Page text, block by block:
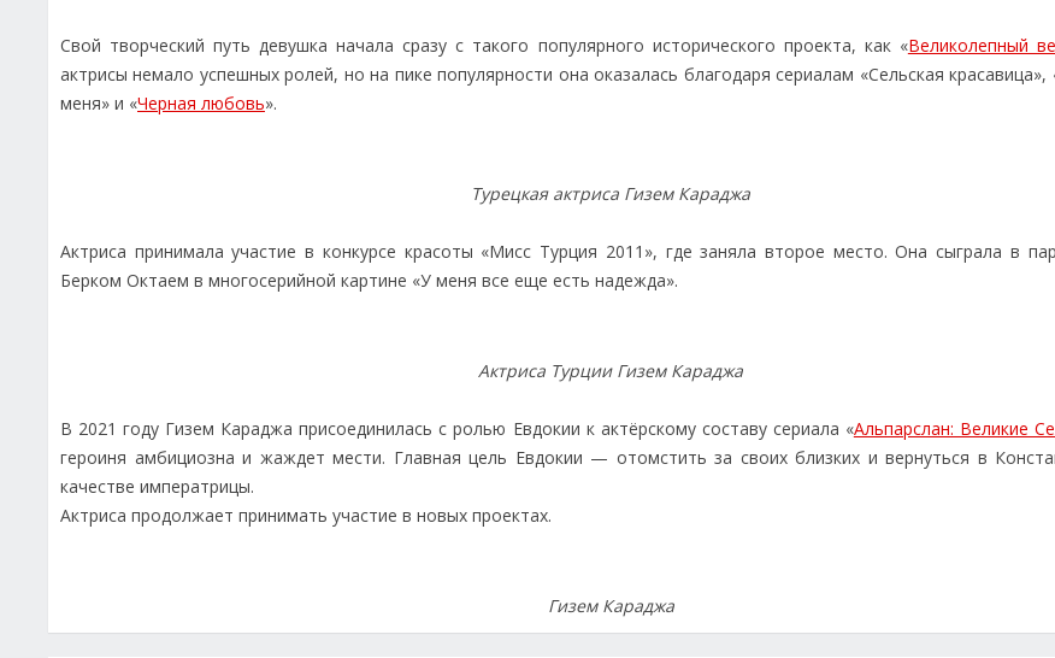
Свой творческий путь девушка начала сразу с такого популярного исторического проекта, как «Великолепный
актрисы немало успешных ролей, но на пике популярности она оказалась благодаря сериалам «Сельская красавица»,
меня» и «Черная любовь».
Турецкая актриса Гизем Караджа
Актриса принимала участие в конкурсе красоты «Мисс Турция 2011», где заняла второе место. Она сыграла в
Берком Октаем в многосерийной картине «У меня все еще есть надежда».
Актриса Турции Гизем Караджа
В 2021 году Гизем Караджа присоединилась с ролью Евдокии к актёрскому составу сериала «Альпарслан: Великие
героиня амбициозна и жаждет мести. Главная цель Евдокии — отомстить за своих близких и вернуться в
качестве императрицы.
Актриса продолжает принимать участие в новых проектах.
Гизем Караджа